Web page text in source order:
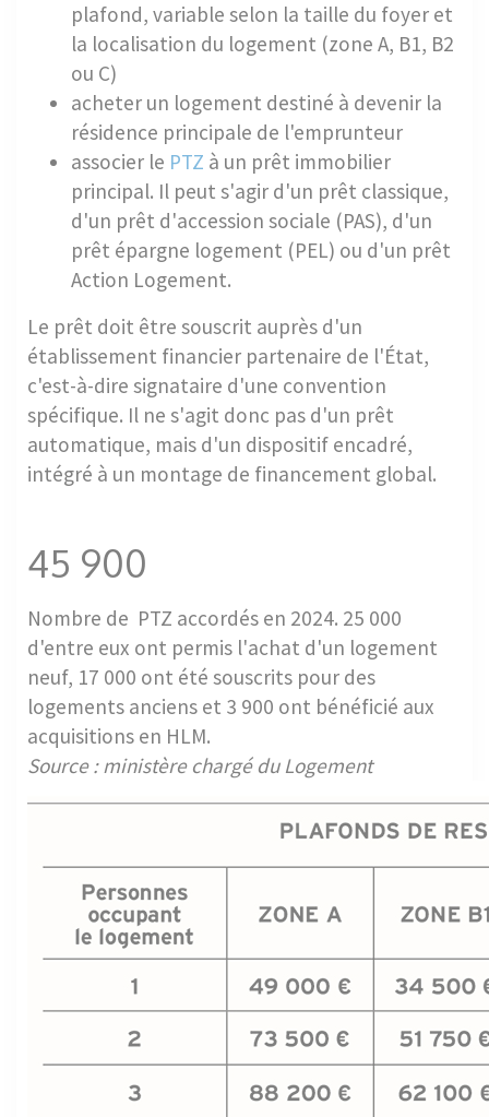
plafond, variable selon la taille du foyer et
la localisation du logement (zone A, B1, B2
ou C)
acheter un logement destiné à devenir la
résidence principale de l'emprunteur
associer le PTZ à un prêt immobilier
principal. Il peut s'agir d'un prêt classique,
d'un prêt d'accession sociale (PAS), d'un
prêt épargne logement (PEL) ou d'un prêt
Action Logement.
Le prêt doit être souscrit auprès d'un
établissement financier partenaire de l'État,
c'est-à-dire signataire d'une convention
spécifique. Il ne s'agit donc pas d'un prêt
automatique, mais d'un dispositif encadré,
intégré à un montage de financement global.
45 900
Nombre de PTZ accordés en 2024. 25 000
d'entre eux ont permis l'achat d'un logement
neuf, 17 000 ont été souscrits pour des
logements anciens et 3 900 ont bénéficié aux
acquisitions en HLM.
Source : ministère chargé du Logement